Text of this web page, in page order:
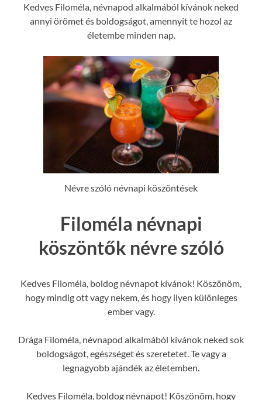
Kedves Filoméla, névnapod alkalmából kívánok neked
annyi örömet és boldogságot, amennyit te hozol az
életembe minden nap.
Névre szóló névnapi köszöntések
Filoméla névnapi
köszöntők névre szóló
Kedves Filoméla, boldog névnapot kívánok! Köszönöm,
hogy mindig ott vagy nekem, és hogy ilyen különleges
ember vagy.
Drága Filoméla, névnapod alkalmából kívánok neked sok
boldogságot, egészséget és szeretetet. Te vagy a
legnagyobb ajándék az életemben.
Kedves Filoméla, boldog névnapot! Köszönöm, hogy